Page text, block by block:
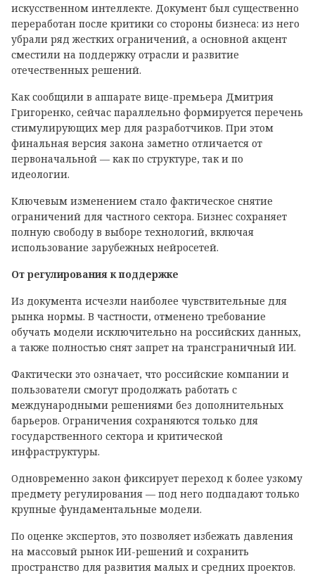
искусственном интеллекте. Документ был существенно
переработан после критики со стороны бизнеса: из него
убрали ряд жестких ограничений, а основной акцент
сместили на поддержку отрасли и развитие
отечественных решений.
Как сообщили в аппарате вице-премьера Дмитрия
Григоренко, сейчас параллельно формируется перечень
стимулирующих мер для разработчиков. При этом
финальная версия закона заметно отличается от
первоначальной — как по структуре, так и по
идеологии.
Ключевым изменением стало фактическое снятие
ограничений для частного сектора. Бизнес сохраняет
полную свободу в выборе технологий, включая
использование зарубежных нейросетей.
От регулирования к поддержке
Из документа исчезли наиболее чувствительные для
рынка нормы. В частности, отменено требование
обучать модели исключительно на российских данных,
а также полностью снят запрет на трансграничный ИИ.
Фактически это означает, что российские компании и
пользователи смогут продолжать работать с
международными решениями без дополнительных
барьеров. Ограничения сохраняются только для
государственного сектора и критической
инфраструктуры.
Одновременно закон фиксирует переход к более узкому
предмету регулирования — под него подпадают только
крупные фундаментальные модели.
По оценке экспертов, это позволяет избежать давления
на массовый рынок ИИ-решений и сохранить
пространство для развития малых и средних проектов.